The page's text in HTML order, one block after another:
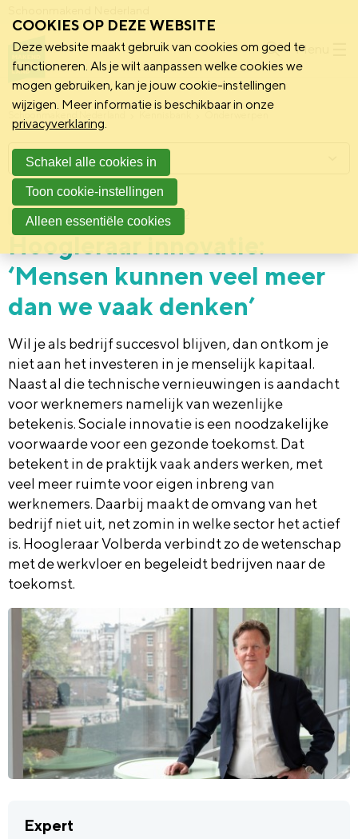
Menu
Schoonmakend Nederland
Achtergrond 20 september 2022
Hoogleraar innovatie:
‘Mensen kunnen veel meer
dan we vaak denken’
Wil je als bedrijf succesvol blijven, dan ontkom je
niet aan het investeren in je menselijk kapitaal.
Naast al die technische vernieuwingen is aandacht
voor werknemers namelijk van wezenlijke
betekenis. Sociale innovatie is een noodzakelijke
voorwaarde voor een gezonde toekomst. Dat
betekent in de praktijk vaak anders werken, met
veel meer ruimte voor eigen inbreng van
werknemers. Daarbij maakt de omvang van het
bedrijf niet uit, net zomin in welke sector het actief
is. Hoogleraar Volberda verbindt zo de wetenschap
met de werkvloer en begeleidt bedrijven naar de
toekomst.
Expert
Menu
COOKIES OP DEZE WEBSITE
Deze website maakt gebruik van cookies om goed te
functioneren. Als je wilt aanpassen welke cookies we
mogen gebruiken, kan je jouw cookie-instellingen
wijzigen. Meer informatie is beschikbaar in onze
privacyverklaring.
Schakel alle cookies in
Toon cookie-instellingen
Alleen essentiële cookies